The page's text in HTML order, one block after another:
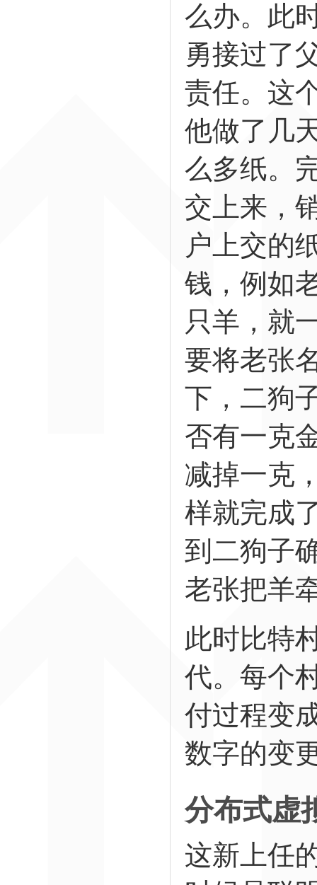
么办。此
勇接过了
责任。这
他做了几
么多纸。
交上来，
户上交的
钱，例如
只羊，就
要将老张
下，二狗
否有一克
减掉一克
样就完成
到二狗子
老张把羊
此时比特
代。每个
付过程变
数字的变
分布式虚
这新上任